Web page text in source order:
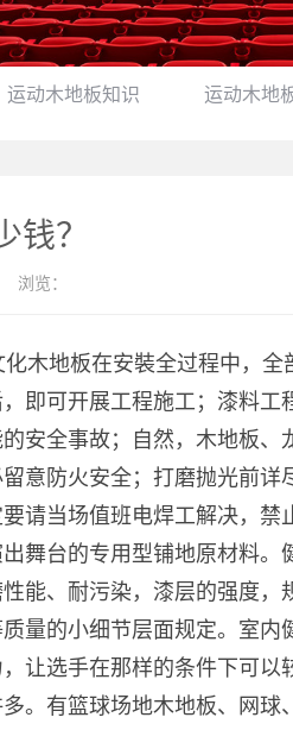
运动木地板知识 运动木地
？
浏览：
木地板在安裝全过程中，
即可开展工程施工；漆料工
安全事故；自然，木地板、
意防火安全；打磨抛光前详
请当场值班电焊工解决，禁
舞台的专用型铺地原材料。
能、耐污染，漆层的强度，
量的小细节层面规定。室内
让选手在那样的条件下可以
。有篮球场地木地板、网球